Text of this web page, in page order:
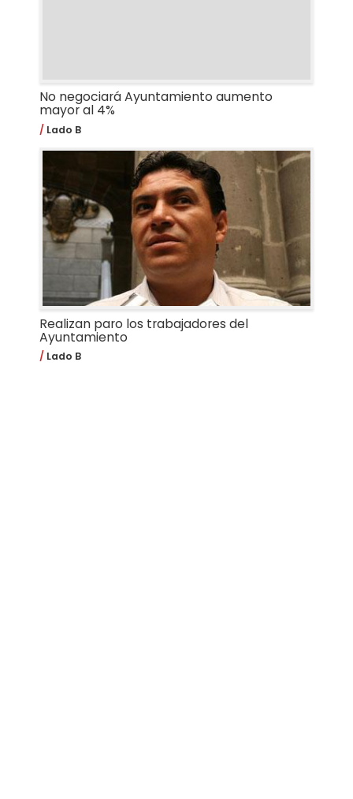
No negociará Ayuntamiento aumento
mayor al 4%
Lado B
Realizan paro los trabajadores del
Ayuntamiento
Lado B